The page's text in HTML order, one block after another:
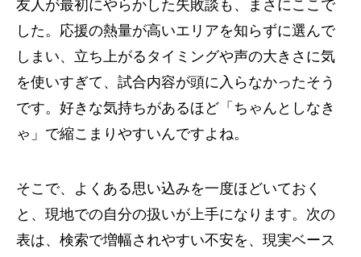
友人が最初にやらかした失敗談も、まさにここで
した。応援の熱量が高いエリアを知らずに選んで
しまい、立ち上がるタイミングや声の大きさに気
を使いすぎて、試合内容が頭に入らなかったそう
です。好きな気持ちがあるほど「ちゃんとしなき
ゃ」で縮こまりやすいんですよね。
そこで、よくある思い込みを一度ほどいておく
と、現地での自分の扱いが上手になります。次の
表は、検索で増幅されやすい不安を、現実ベース